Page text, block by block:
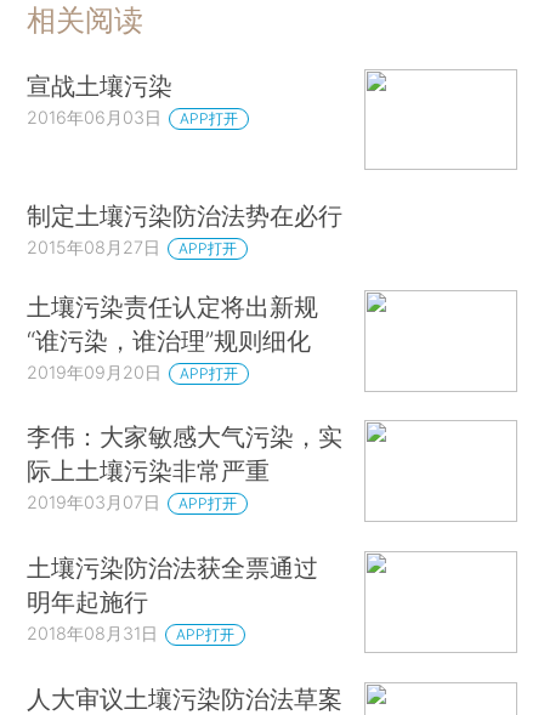
相关阅读
宣战土壤污染
2016年06月03日 APP打开
制定土壤污染防治法势在必行
2015年08月27日 APP打开
土壤污染责任认定将出新规
“谁污染，谁治理”规则细化
2019年09月20日 APP打开
李伟：大家敏感大气污染，实
际上土壤污染非常严重
2019年03月07日 APP打开
土壤污染防治法获全票通过
明年起施行
2018年08月31日 APP打开
人大审议土壤污染防治法草案